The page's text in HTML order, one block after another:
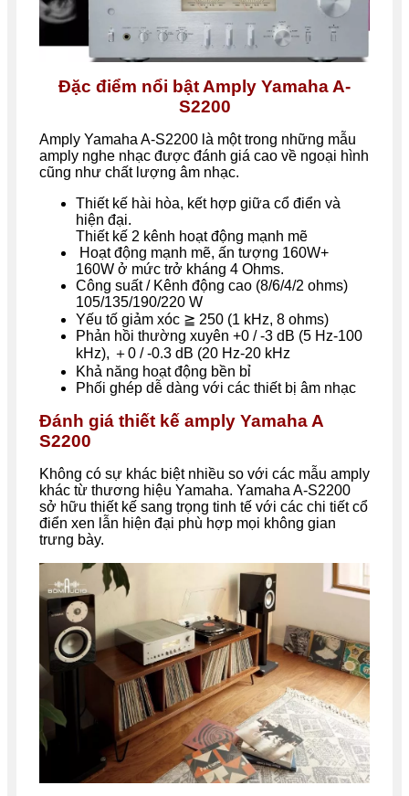
Đặc điểm nổi bật Amply Yamaha A-
S2200
Amply Yamaha A-S2200 là một trong những mẫu
amply nghe nhạc được đánh giá cao về ngoại hình
cũng như chất lượng âm nhạc.
Thiết kế hài hòa, kết hợp giữa cổ điển và
hiện đại.
Thiết kế 2 kênh hoạt động mạnh mẽ
Hoạt động mạnh mẽ, ấn tượng 160W+
160W ở mức trở kháng 4 Ohms.
Công suất / Kênh động cao (8/6/4/2 ohms)
105/135/190/220 W
Yếu tố giảm xóc ≧ 250 (1 kHz, 8 ohms)
Phản hồi thường xuyên +0 / -3 dB (5 Hz-100
kHz), ＋0 / -0.3 dB (20 Hz-20 kHz
Khả năng hoạt động bền bỉ
Phối ghép dễ dàng với các thiết bị âm nhạc
Đánh giá thiết kế amply Yamaha A
S2200
Không có sự khác biệt nhiều so với các mẫu amply
khác từ thương hiệu Yamaha. Yamaha A-S2200
sở hữu thiết kế sang trọng tinh tế với các chi tiết cổ
điển xen lẫn hiện đại phù hợp mọi không gian
trưng bày.